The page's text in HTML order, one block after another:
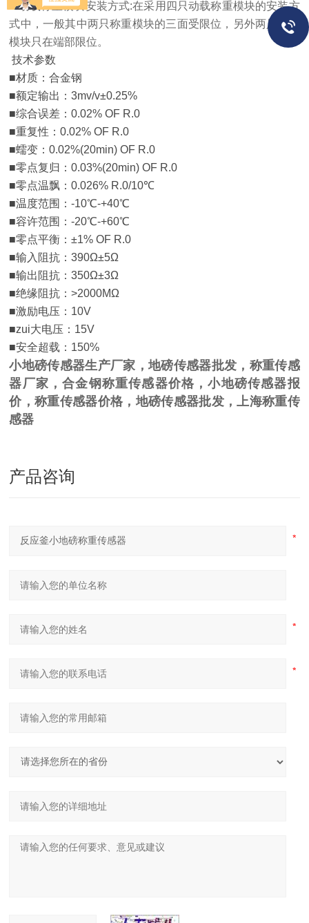
4.动载称重模块安装方式:在采用四只动载称重模块的安装方
式中，一般其中两只称重模块的三面受限位，另外两只称重
模块只在端部限位。
技术参数
■材质：合金钢
■额定输出：3mv/v±0.25%
■综合误差：0.02% OF R.0
■重复性：0.02% OF R.0
■蠕变：0.02%(20min) OF R.0
■零点复归：0.03%(20min) OF R.0
■零点温飘：0.026% R.0/10℃
■温度范围：-10℃-+40℃
■容许范围：-20℃-+60℃
■零点平衡：±1% OF R.0
■输入阻抗：390Ω±5Ω
■输出阻抗：350Ω±3Ω
■绝缘阻抗：>2000MΩ
■激励电压：10V
■zui大电压：15V
■安全超载：150%
小地磅传感器生产厂家，地磅传感器批发，称重传感
器厂家，合金钢称重传感器价格，小地磅传感器报
价，称重传感器价格，地磅传感器批发，上海称重传
感器
产品咨询